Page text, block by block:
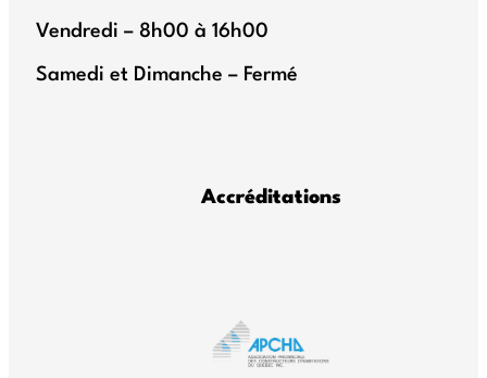
Vendredi – 8h00 à 16h00
Samedi et Dimanche – Fermé
Accréditations